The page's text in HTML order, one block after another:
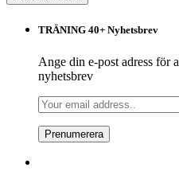
TRÄNING 40+ Nyhetsbrev
Ange din e-post adress för
nyhetsbrev